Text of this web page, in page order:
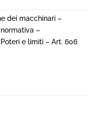
dei macchinari –
–
e limiti – Art. 606